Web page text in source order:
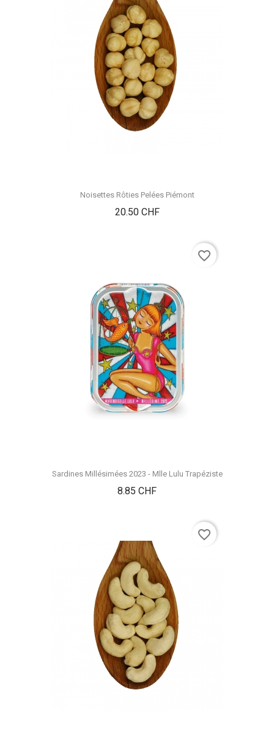
Noisettes Rôties Pelées Piémont
20.50 CHFPrix
Sardines Millésimées 2023 - Mlle Lulu Trapéziste
8.85 CHFPrix
favorite_border
favorite_border